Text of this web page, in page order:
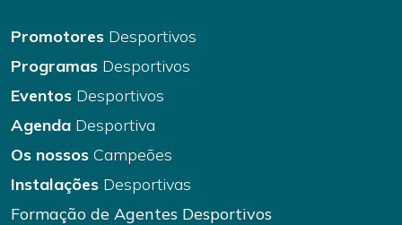
Promotores Desportivos
Programas Desportivos
Eventos Desportivos
Agenda Desportiva
Os nossos Campeões
Instalações Desportivas
Formação de Agentes Desportivos